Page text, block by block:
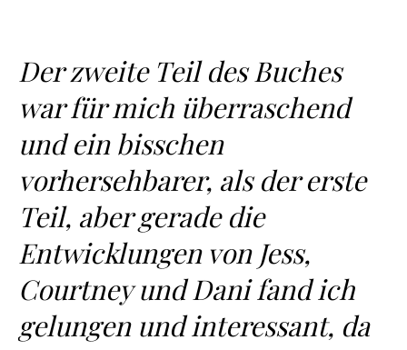
Der zweite Teil des Buches
war für mich überraschend
und ein bisschen
vorhersehbarer, als der erste
Teil, aber gerade die
Entwicklungen von Jess,
Courtney und Dani fand ich
gelungen und interessant, da